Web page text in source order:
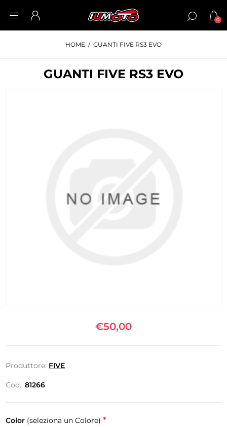
0
HOME / GUANTI FIVE RS3 EVO
GUANTI FIVE RS3 EVO
€50,00
Produttore: FIVE
Cod.: 81266
Color (seleziona un Colore) *